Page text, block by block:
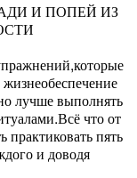
И ПОПЕЙ ИЗ
лучше выполнять
что от
практиковать пять
и доводя